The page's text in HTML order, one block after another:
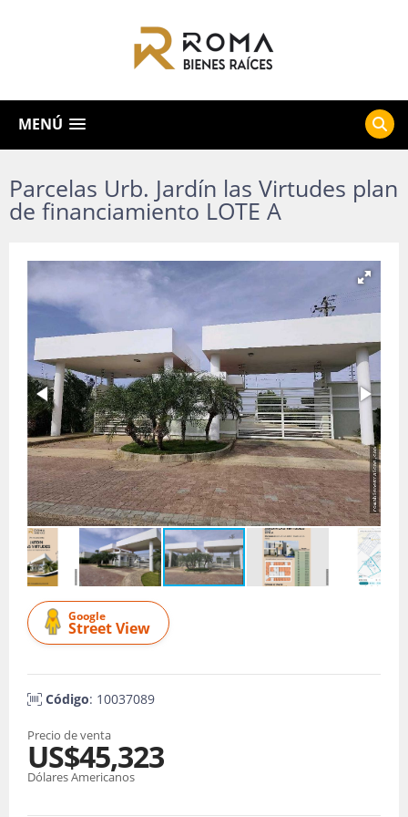
MENÚ
Parcelas Urb. Jardín las Virtudes plan
de financiamiento LOTE A
Google
Street View
Código: 10037089
Precio de venta
US$45,323
Dólares Americanos